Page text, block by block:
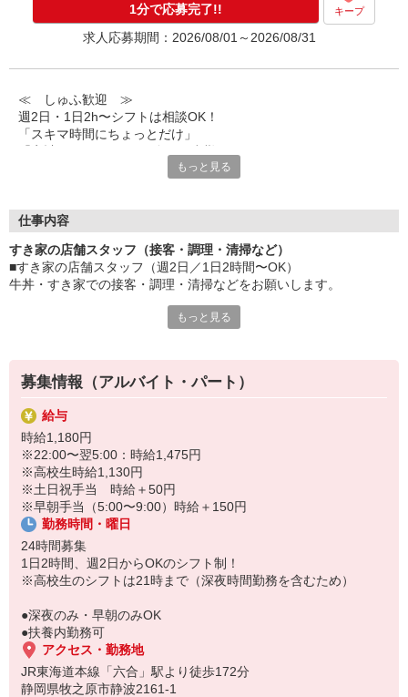
1分で応募完了!! キープ
求人応募期間：2026/08/01～2026/08/31
≪ しゅふ歓迎 ≫
週2日・1日2h〜シフトは相談OK！
「スキマ時間にちょっとだけ」
など、自分らしく活躍できますよ。
■髪型・髪色自由
■給与前払い可
急な出費も安心♪
■社員登用あり
将来を考えている方は必見です。
与兵衛、オリーブの丘、焼肉いちばんなどを経営しているゼンシ
ョーグループ！
その中のひとつ『すき家』でお仕事しませんか？
もっと見る
仕事内容
すき家の店舗スタッフ（接客・調理・清掃など）
■すき家の店舗スタッフ（週2日／1日2時間〜OK）
牛丼・すき家での接客・調理・清掃などをお願いします。
あなたの笑顔で！
すばやく提供！
他にも、食材の調整や金銭管理、新しく入社したクルーの研修など
様々なお仕事があります。
セルフオーダー、セルフ会計で、現金の受け渡しはほとんどありま
せん。※一部店舗を除く
取り間違いもなく安心でスムーズ♪
マニュアルも用意していますので飲食店が初めての方でも大丈夫！
もちろん先輩クルーがしっかり教えてくれるので安心してくださ
い。
もっと見る
募集情報（アルバイト・パート）
給与
時給1,180円
※22:00〜翌5:00：時給1,475円
※高校生時給1,130円
※土日祝手当 時給＋50円
※早朝手当（5:00〜9:00）時給＋150円
勤務時間・曜日
24時間募集
1日2時間、週2日からOKのシフト制！
※高校生のシフトは21時まで（深夜時間勤務を含むため）
●深夜のみ・早朝のみOK
●扶養内勤務可
アクセス・勤務地
JR東海道本線「六合」駅より徒歩172分
静岡県牧之原市静波2161-1